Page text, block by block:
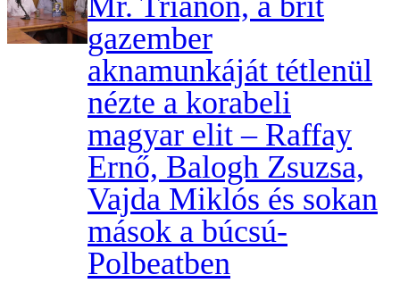
gazember
aknamunkáját tétlenül
nézte a korabeli
magyar elit – Raffay
Ernő, Balogh Zsuzsa,
Vajda Miklós és sokan
mások a búcsú-
Polbeatben